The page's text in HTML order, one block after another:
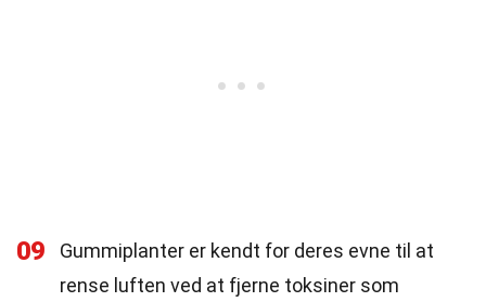
09
Gummiplanter er kendt for deres evne til at
rense luften ved at fjerne toksiner som